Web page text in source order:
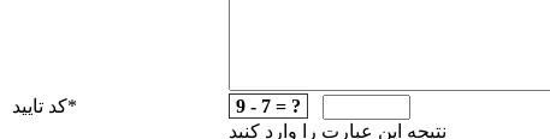
کد تایید*
9 - 7 = ?
نتیجه این عبارت را وارد کنید